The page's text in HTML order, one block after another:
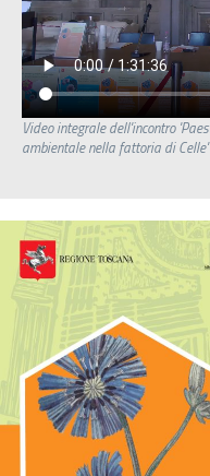
Video integrale dell'incontro
ambientale nella fattoria di Celle'